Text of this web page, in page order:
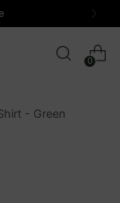
Versand ab
0
- Green